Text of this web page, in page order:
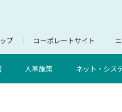
プ コーポレートサイト
人事施策 ネット・シス